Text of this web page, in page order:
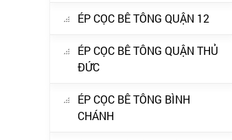
ÉP CỌC BÊ TÔNG QUẬN 12
ÉP CỌC BÊ TÔNG QUẬN THỦ
ĐỨC
ÉP CỌC BÊ TÔNG BÌNH
CHÁNH